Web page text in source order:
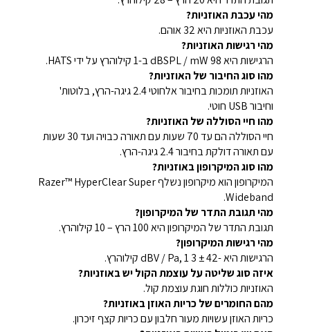
מהי עכבת האוזניות?
עכבת האוזניות היא 32 אוהם.
מהי רגישות האוזניות?
הרגישות היא 98 dBSPL / mW ב-1 קילוהרץ על ידי HATS.
מהו סוג החיבור של האוזניות?
האוזניות תומכות בחיבור אלחוטי 2.4 גיגה-הרץ, בלוטות'
וחיבור USB חוטי.
מהו חיי הסוללה של האוזניות?
חיי הסוללה הם עד 70 שעות עם תאורה כבויה ועד 30 שעות
עם תאורה דולקת בחיבור 2.4 גיגה-הרץ.
מהו סוג המיקרופון באוזניות?
המיקרופון הוא מיקרופון נשלף Razer™ HyperClear Super
Wideband.
מהי תגובת התדר של המיקרופון?
תגובת התדר של המיקרופון היא 100 הרץ – 10 קילוהרץ.
מהי רגישות המיקרופון?
הרגישות היא -42 ± 3 dBV / Pa, 1 קילוהרץ.
איזה סוג שליטה על עוצמת הקול יש באוזניות?
האוזניות כוללות חוגת עוצמת קול.
מהם החומרים של כריות האוזן באוזניות?
כריות האוזן עשויות מעור חלבון עם כריות קצף זיכרון.